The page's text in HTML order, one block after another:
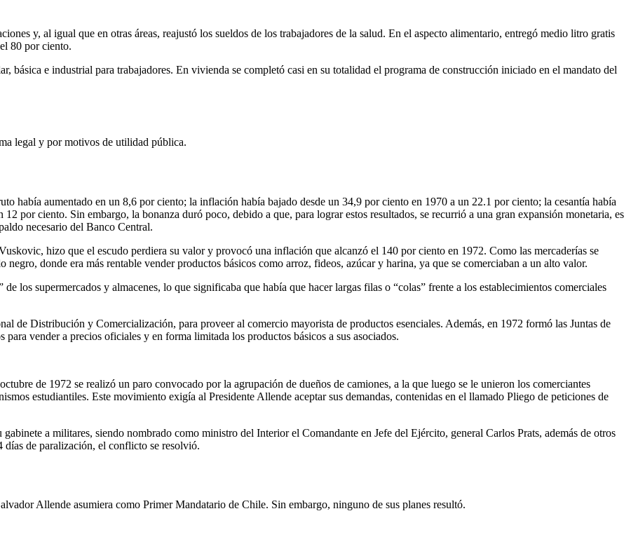
y, al igual que en otras áreas, reajustó los sueldos de los trabajadores de la salud. En el aspecto alimentario, entregó medio litro gratis
80 por ciento.
básica e industrial para trabajadores. En vivienda se completó casi en su totalidad el programa de construcción iniciado en el mandato del
legal y por motivos de utilidad pública.
había aumentado en un 8,6 por ciento; la inflación había bajado desde un 34,9 por ciento en 1970 a un 22.1 por ciento; la cesantía había
por ciento. Sin embargo, la bonanza duró poco, debido a que, para lograr estos resultados, se recurrió a una gran expansión monetaria, es
necesario del Banco Central.
hizo que el escudo perdiera su valor y provocó una inflación que alcanzó el 140 por ciento en 1972. Como las mercaderías se
donde era más rentable vender productos básicos como arroz, fideos, azúcar y harina, ya que se comerciaban a un alto valor.
los supermercados y almacenes, lo que significaba que había que hacer largas filas o “colas” frente a los establecimientos comerciales
de Distribución y Comercialización, para proveer al comercio mayorista de productos esenciales. Además, en 1972 formó las Juntas de
vender a precios oficiales y en forma limitada los productos básicos a sus asociados.
de 1972 se realizó un paro convocado por la agrupación de dueños de camiones, a la que luego se le unieron los comerciantes
estudiantiles. Este movimiento exigía al Presidente Allende aceptar sus demandas, contenidas en el llamado Pliego de peticiones de
a militares, siendo nombrado como ministro del Interior el Comandante en Jefe del Ejército, general Carlos Prats, además de otros
de paralización, el conflicto se resolvió.
Allende asumiera como Primer Mandatario de Chile. Sin embargo, ninguno de sus planes resultó.